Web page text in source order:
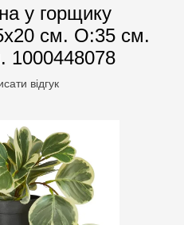
у горщику
см. O:35 см.
1000448078
відгук